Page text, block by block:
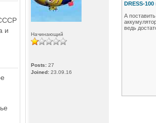
и
Начинающий
Posts: 27
Joined: 23.09.16
DRESS-
А
ведь